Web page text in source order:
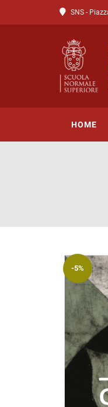
SNS -
HOME
-5%